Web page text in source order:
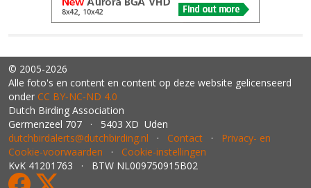
© 2005-2026
Alle foto's en content en content op deze website gelicenseerd
onder CC BY‑NC‑ND 4.0
Dutch Birding Association
Germenzeel 707 · 5403 XD Uden
dutchbirdalerts@dutchbirding.nl · Contact · Privacy- en
Cookie-voorwaarden · Cookie-instellingen
KvK 41201763 · BTW NL009750915B02